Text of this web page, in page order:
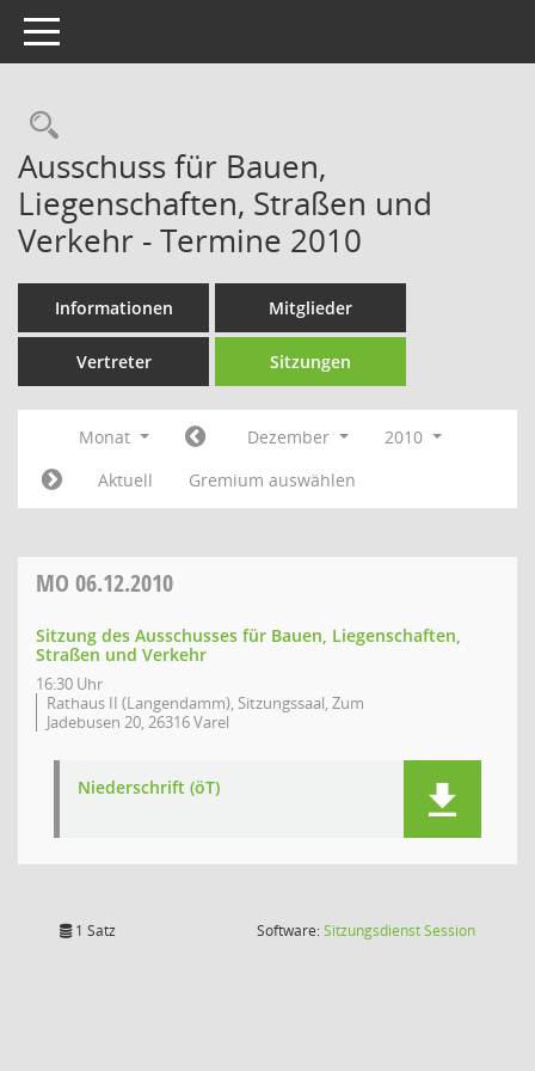
Toggle navigation
Rechercheauswahl
Ausschuss für Bauen,
Liegenschaften, Straßen und
Verkehr - Termine 2010
Informationen Mitglieder
Vertreter Sitzungen
Monat Dezember
2010
Aktuell
Gremium auswählen
MO 06.12.2010
Sitzung des Ausschusses für Bauen, Liegenschaften,
Straßen und Verkehr
16:30 Uhr
Rathaus II (Langendamm), Sitzungssaal, Zum
Jadebusen 20, 26316 Varel
Niederschrift (öT)
1 Satz Software:SitzungsdienstSession(Wird in